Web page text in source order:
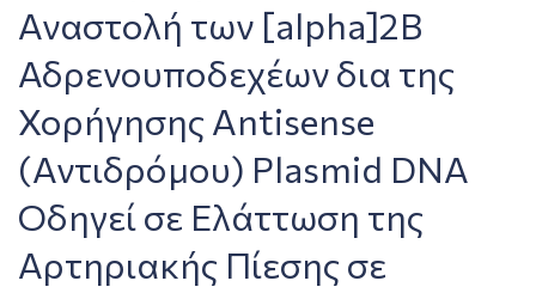
Αναστολή των [alpha]2B
Αδρενουποδεχέων δια της
Χορήγησης Antisense
(Αντιδρόμου) Plasmid DNA
Οδηγεί σε Ελάττωση της
Αρτηριακής Πίεσης σε